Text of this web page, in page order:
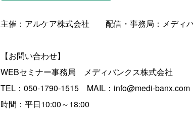
主催：アルケア株式会社 配信・事務局：メディ
【お問い合わせ】
WEBセミナー事務局 メディバンクス株式会社
TEL：050-1790-1515 MAIL：info@medi-banx.com
時間：平日10:00～18:00